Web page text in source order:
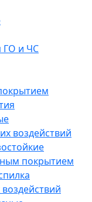
ГО и ЧС
воздействий
покрытием